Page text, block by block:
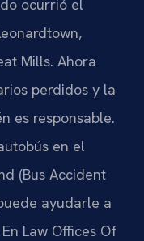
ocurrió el
Mills. Ahora
perdidos y la
es responsable.
en el
(Bus Accident
ayudarle a
Law Offices Of